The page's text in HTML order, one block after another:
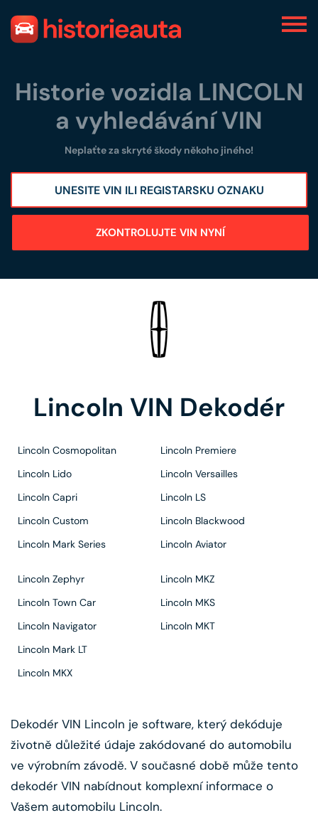
Historie vozidla LINCOLN
a vyhledávání VIN
Neplaťte za skryté škody někoho jiného!
ZKONTROLUJTE VIN NYNÍ
Lincoln VIN Dekodér
Lincoln Cosmopolitan
Lincoln Lido
Lincoln Capri
Lincoln Custom
Lincoln Mark Series
Lincoln Premiere
Lincoln Versailles
Lincoln LS
Lincoln Blackwood
Lincoln Aviator
Lincoln Zephyr
Lincoln Town Car
Lincoln Navigator
Lincoln Mark LT
Lincoln MKX
Lincoln MKZ
Lincoln MKS
Lincoln MKT
Dekodér VIN Lincoln je software, který dekóduje
životně důležité údaje zakódované do automobilu
ve výrobním závodě. V současné době může tento
dekodér VIN nabídnout komplexní informace o
Vašem automobilu Lincoln.